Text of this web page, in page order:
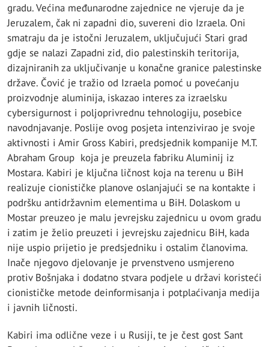
gradu. Većina međunarodne zajednice ne vjeruje da je
Jeruzalem, čak ni zapadni dio, suvereni dio Izraela. Oni
smatraju da je istočni Jeruzalem, uključujući Stari grad
gdje se nalazi Zapadni zid, dio palestinskih teritorija,
dizajniranih za uključivanje u konačne granice palestinske
države. Čović je tražio od Izraela pomoć u povećanju
proizvodnje aluminija, iskazao interes za izraelsku
cybersigurnost i poljoprivrednu tehnologiju, posebice
navodnjavanje. Poslije ovog posjeta intenzivirao je svoje
aktivnosti i Amir Gross Kabiri, predsjednik kompanije M.T.
Abraham Group koja je preuzela fabriku Aluminij iz
Mostara. Kabiri je ključna ličnost koja na terenu u BiH
realizuje cionističke planove oslanjajući se na kontakte i
podršku antidržavnim elementima u BiH. Dolaskom u
Mostar preuzeo je malu jevrejsku zajednicu u ovom gradu
i zatim je želio preuzeti i jevrejsku zajednicu BiH, kada
nije uspio prijetio je predsjedniku i ostalim članovima.
Inače njegovo djelovanje je prvenstveno usmjereno
protiv Bošnjaka i dodatno stvara podjele u državi koristeći
cionističke metode deinformisanja i potplaćivanja medija
i javnih ličnosti.
Kabiri ima odlične veze i u Rusiji, te je čest gost Sant